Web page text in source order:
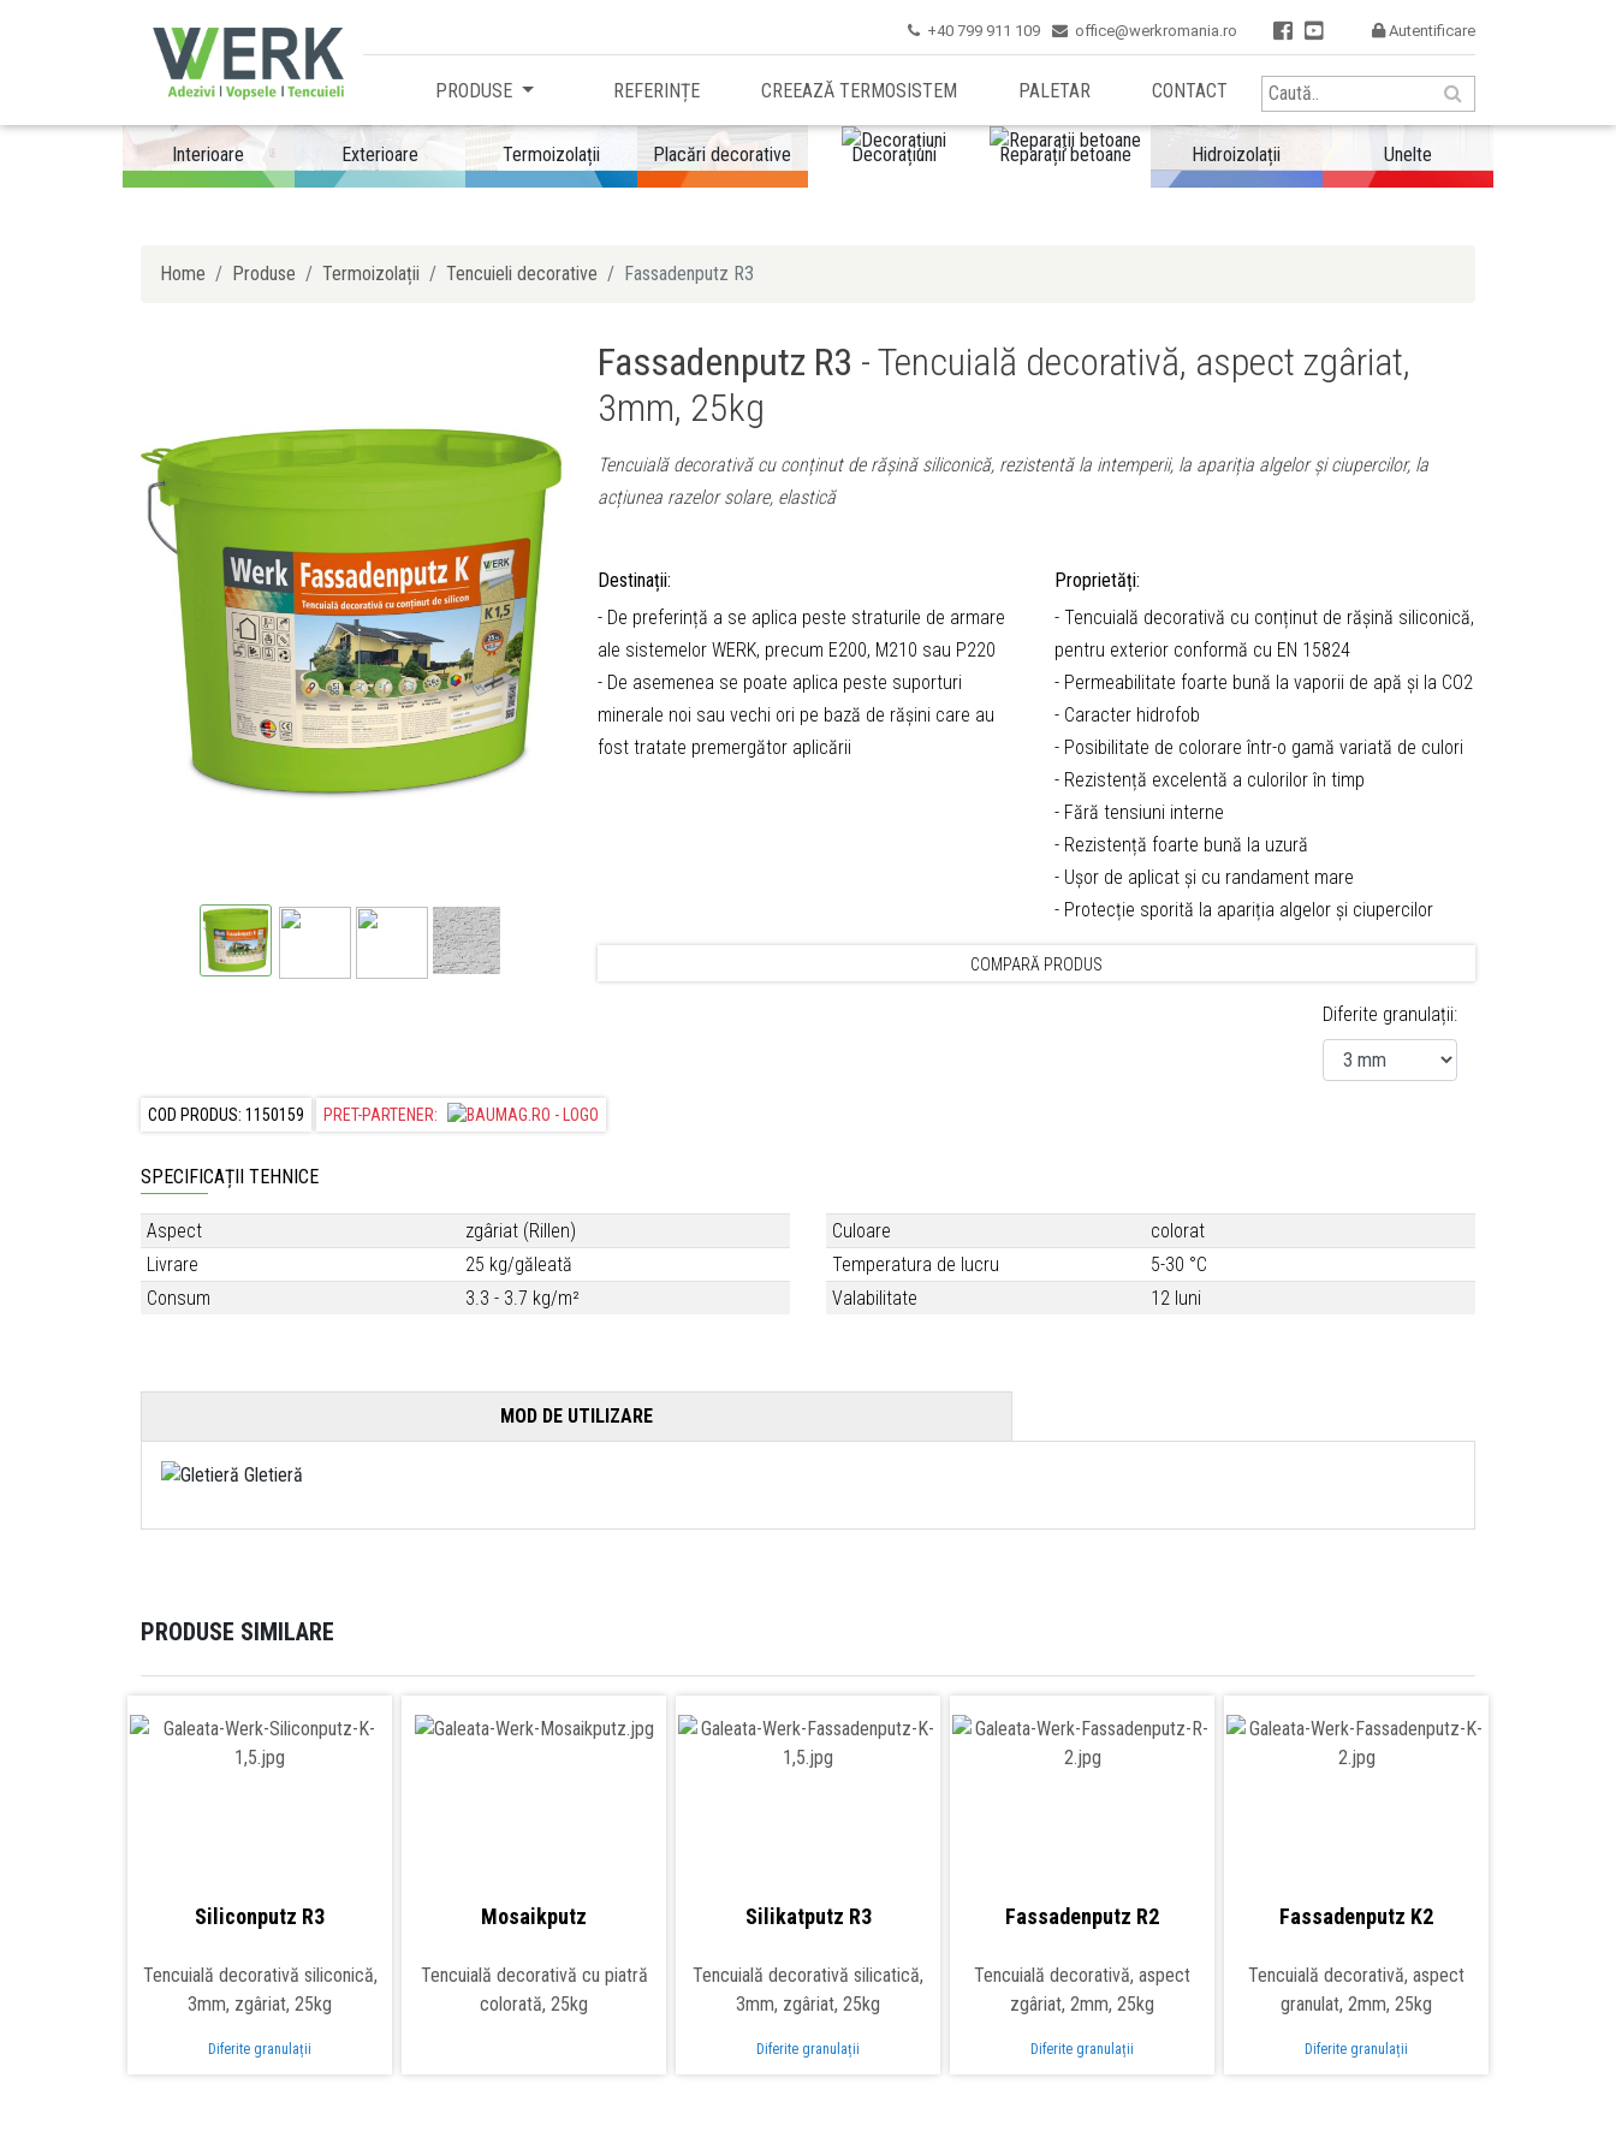
 +40 799 911 109  office@werkromania.ro   Autentificare
PRODUSE REFERINȚE CREEAZĂ TERMOSISTEM PALETAR CONTACT
Interioare Exterioare Termoizolații Placări decorative Decorațiuni Reparații betoane Hidroizolații Unelte
Home Produse Termoizolații Tencuieli decorative Fassadenputz R3
Fassadenputz R3 - Tencuială decorativă, aspect zgâriat,
3mm, 25kg
Tencuială decorativă cu conținut de rășină siliconică, rezistentă la intemperii, la apariția algelor și ciupercilor, la
acțiunea razelor solare, elastică
Destinații:
- De preferință a se aplica peste straturile de armare
ale sistemelor WERK, precum E200, M210 sau P220
- De asemenea se poate aplica peste suporturi
minerale noi sau vechi ori pe bază de rășini care au
fost tratate premergător aplicării
Proprietăți:
- Tencuială decorativă cu conținut de rășină siliconică,
pentru exterior conformă cu EN 15824
- Permeabilitate foarte bună la vaporii de apă și la CO2
- Caracter hidrofob
- Posibilitate de colorare într-o gamă variată de culori
- Rezistență excelentă a culorilor în timp
- Fără tensiuni interne
- Rezistență foarte bună la uzură
- Ușor de aplicat și cu randament mare
- Protecție sporită la apariția algelor și ciupercilor
COMPARĂ PRODUS
Diferite granulații:
COD PRODUS: 1150159 PRET-PARTENER:
SPECIFICAȚII TEHNICE
Aspect
zgâriat (Rillen)
Livrare
25 kg/găleată
Consum
3.3 - 3.7 kg/m²
Culoare
colorat
Temperatura de lucru
5-30 °C
Valabilitate
12 luni
MOD DE UTILIZARE
Gletieră
PRODUSE SIMILARE
Siliconputz R3
Tencuială decorativă siliconică,
3mm, zgâriat, 25kg
Diferite granulații
Mosaikputz
Tencuială decorativă cu piatră
colorată, 25kg
Silikatputz R3
Tencuială decorativă silicatică,
3mm, zgâriat, 25kg
Diferite granulații
Fassadenputz R2
Tencuială decorativă, aspect
zgâriat, 2mm, 25kg
Diferite granulații
Fassadenputz K2
Tencuială decorativă, aspect
granulat, 2mm, 25kg
Diferite granulații